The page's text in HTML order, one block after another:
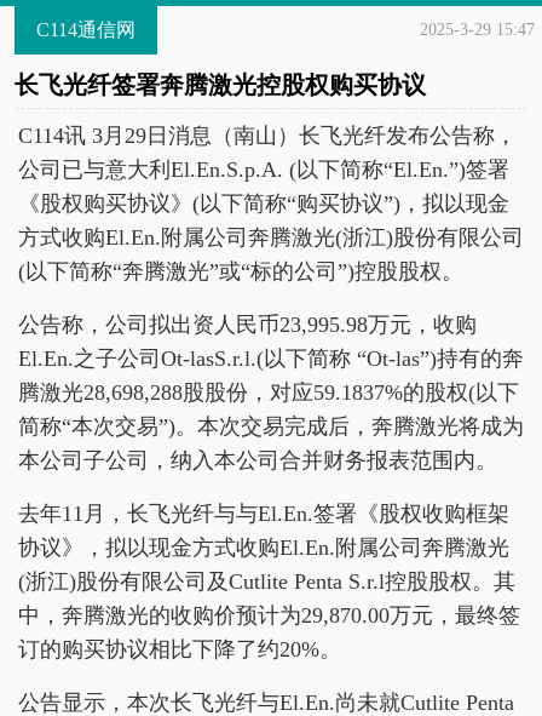
C114通信网 2025-3-29 15:47
长飞光纤签署奔腾激光控股权购买协议
C114讯 3月29日消息（南山）长飞光纤发布公告称，
公司已与意大利El.En.S.p.A. (以下简称“El.En.”)签署
《股权购买协议》(以下简称“购买协议”)，拟以现金
方式收购El.En.附属公司奔腾激光(浙江)股份有限公司
(以下简称“奔腾激光”或“标的公司”)控股股权。
公告称，公司拟出资人民币23,995.98万元，收购
El.En.之子公司Ot-lasS.r.l.(以下简称 “Ot-las”)持有的奔
腾激光28,698,288股股份，对应59.1837%的股权(以下
简称“本次交易”)。本次交易完成后，奔腾激光将成为
本公司子公司，纳入本公司合并财务报表范围内。
去年11月，长飞光纤与与El.En.签署《股权收购框架
协议》，拟以现金方式收购El.En.附属公司奔腾激光
(浙江)股份有限公司及Cutlite Penta S.r.l控股股权。其
中，奔腾激光的收购价预计为29,870.00万元，最终签
订的购买协议相比下降了约20%。
公告显示，本次长飞光纤与El.En.尚未就Cutlite Penta